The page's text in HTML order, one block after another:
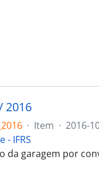
2016
· Item · 2016-
- IFRS
da garagem por